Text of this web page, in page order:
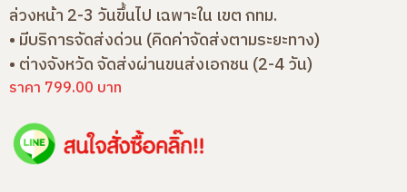
ล่วงหน้า 2-3 วันขึ้นไป เฉพาะใน เขต กทม.
• มีบริการจัดส่งด่วน (คิดค่าจัดส่งตามระยะทาง)
• ต่างจังหวัด จัดส่งผ่านขนส่งเอกชน (2-4 วัน)
ราคา 799.00 บาท